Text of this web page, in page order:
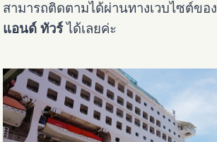
สามารถติดตามได้ผ่านทางเวบไซต์ของ
แอนด์ ทัวร์ได้เลยค่ะ